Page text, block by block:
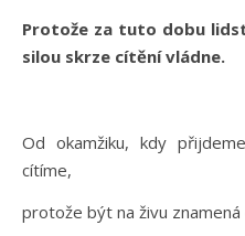
Protože za tuto dobu
silou skrze cítění vládne.
Od okamžiku, kdy
cítíme,
protože být na živu